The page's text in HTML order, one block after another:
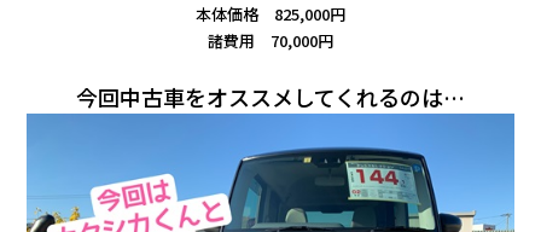
本体価格 825,000円
諸費用 70,000円
今回中古車をオススメしてくれるのは…